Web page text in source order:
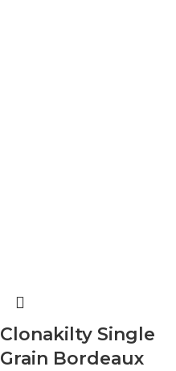
Clonakilty Single
Grain Bordeaux